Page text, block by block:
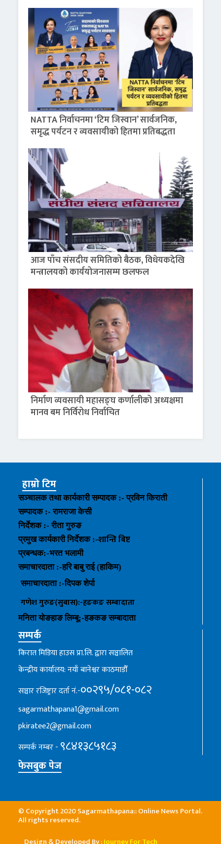
NATTA निर्वाचनमा ‘टिम जिस्वान’ सार्वजनिक,
समृद्ध पर्यटन र व्यवसायीको हितमा प्रतिबद्धता
आज पाँच संसदीय समितिको बैठक, विधेयकदेखि
मन्त्रालयको कार्ययोजनासम्म छलफल
निर्माण व्यवसायी महासङ्घ कर्णालीको अध्यक्षमा
मानव बम निर्विरोध निर्वाचित
हाम्रो टिम
सञ्चालक तथा कार्यकारी सम्पादक :- प्रविन किराती
सम्पादक :- रामराजा केसी
निर्देशक :- रीता गुरुङ
प्रमुख कार्यकारी निर्देशक :-शान्ति बिष्ट
प्रबन्धक:-भरत भलामी
समाचारदाता :-हरि बाबु राई (हाकिम)
समाचारदाता :-दिपक शेर्पा
गणेश गुरुङ(सुबास):-हङकङसम्बादाता
मनिता योङहाङलिम्बू:-हङकङ सम्बादाता
सम्पर्क
किरात मिडिया हाउस प्रा.लि. द्वारा सञ्चालित
केन्द्रीय कार्यालय: नयाँ बानेश्वर काठमाडौँ
सञ्चार रजिष्ट्रार दर्ता नं.-००२९५/०८१-०८२
sagarmathapana1@gmail.com
pkiratee2@gmail.com
सम्पर्क नम्बर - ९८४१३८५१८३
फेसबुक पेज
© Copyright 2020 Sagarmathapana:: Online News Portal.
All rights reserved.